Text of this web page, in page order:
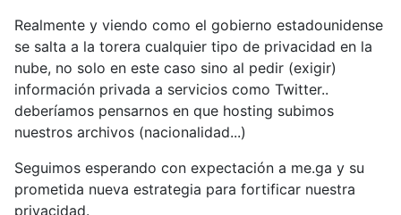
Realmente y viendo como el gobierno estadounidense
se salta a la torera cualquier tipo de privacidad en la
nube, no solo en este caso sino al pedir (exigir)
información privada a servicios como Twitter..
deberíamos pensarnos en que hosting subimos
nuestros archivos (nacionalidad...)
Seguimos esperando con expectación a me.ga y su
prometida nueva estrategia para fortificar nuestra
privacidad.